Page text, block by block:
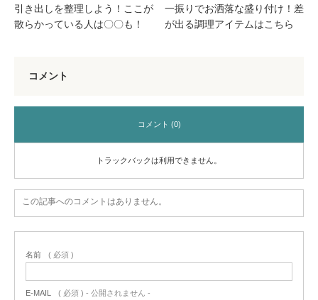
引き出しを整理しよう！ここが
散らかっている人は〇〇も！
一振りでお洒落な盛り付け！差
が出る調理アイテムはこちら
コメント
コメント (0)
トラックバックは利用できません。
この記事へのコメントはありません。
名前 ( 必須 )
E-MAIL ( 必須 ) - 公開されません -